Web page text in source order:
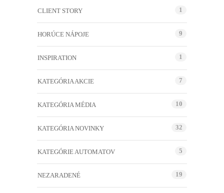
CLIENT STORY 1
HORÚCE NÁPOJE 9
INSPIRATION 1
KATEGÓRIA AKCIE 7
KATEGÓRIA MÉDIA 10
KATEGÓRIA NOVINKY 32
KATEGÓRIE AUTOMATOV 5
NEZARADENÉ 19